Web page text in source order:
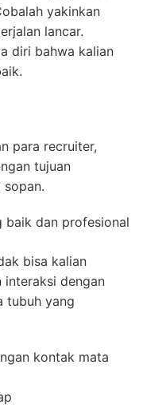
yakinkan
lancar.
diri bahwa kalian
para recruiter,
tujuan
sopan.
baik dan profesional
bisa kalian
interaksi dengan
tubuh yang
kontak mata